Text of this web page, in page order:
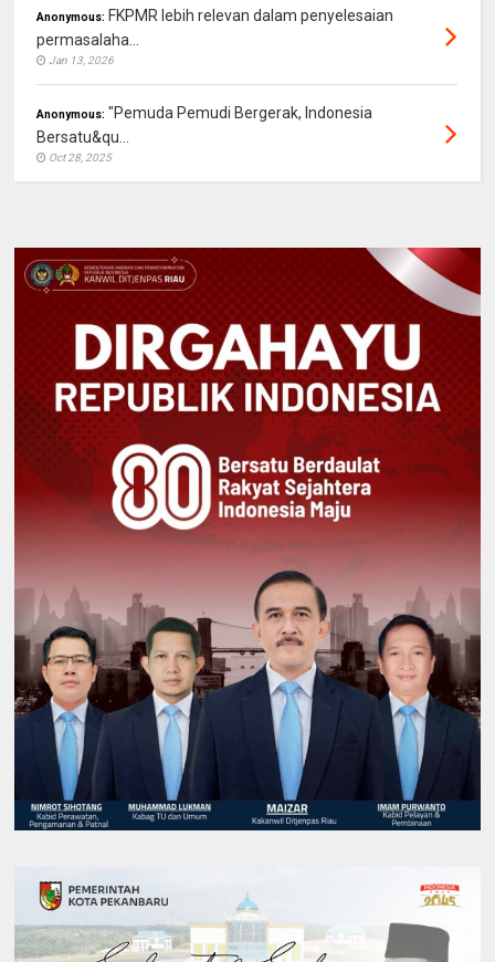
Anonymous: FKPMR lebih relevan dalam penyelesaian
permasalaha...
Jan 13, 2026
Anonymous: "Pemuda Pemudi Bergerak, Indonesia
Bersatu&qu...
Oct 28, 2025